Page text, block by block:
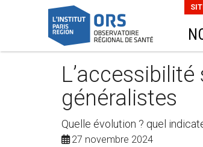
généralistes
Quelle évolution ? quel
27 novembre 2024